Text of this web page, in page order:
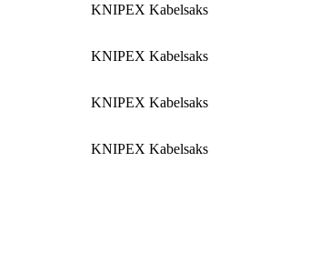
KNIPEX Kabelsaks
KNIPEX Kabelsaks
KNIPEX Kabelsaks
KNIPEX Kabelsaks